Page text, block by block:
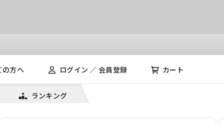
の方へ ログイン ／ 会員登録 カート
ランキング